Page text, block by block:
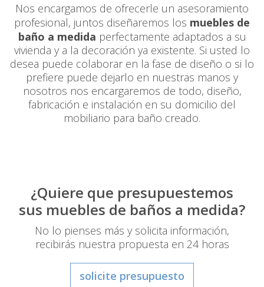
Nos encargamos de ofrecerle un asesoramiento
profesional, juntos diseñaremos los muebles de
baño a medida perfectamente adaptados a su
vivienda y a la decoración ya existente. Si usted lo
desea puede colaborar en la fase de diseño o si lo
prefiere puede dejarlo en nuestras manos y
nosotros nos encargaremos de todo, diseño,
fabricación e instalación en su domicilio del
mobiliario para baño creado.
¿Quiere que presupuestemos
sus muebles de baños a medida?
No lo pienses más y solicita información,
recibirás nuestra propuesta en 24 horas
solicite presupuesto